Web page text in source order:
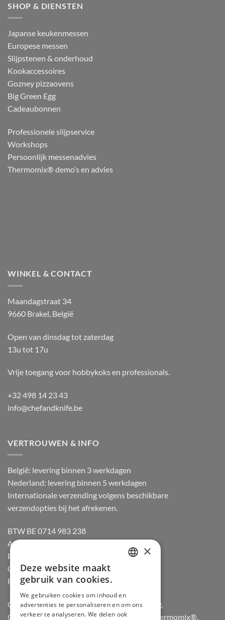
SHOP & DIENSTEN
Japanse keukenmessen
Europese messen
Slijpstenen & onderhoud
Kookaccessoires
Gozney pizzaovens
Big Green Egg
Cadeaubonnen
Professionele slijpservice
Workshops
Persoonlijk messenadvies
Thermomix® demo’s en advies
WINKEL & CONTACT
Maandagstraat 34
9660 Brakel, België
Open van dinsdag tot zaterdag
13u tot 17u
Vrije toegang voor hobbykoks en professionals.
+32 498 14 23 43
info@chefandknife.be
VERTROUWEN & INFO
België: levering binnen 3 werkdagen
Nederland: levering binnen 5 werkdagen
Internationale verzending volgens beschikbare
verzendopties bij het afrekenen.
BTW BE 0714 983 238
Algemene voorwaarden
Privacybeleid
Cookiebeleid
Retourneren
Officiële dealer van Gozney en Big Green Egg.
Officiële advisor en verdeler van Vorwerk Thermomix®.
GERMAN
×
Deze website maakt
gebruik van cookies.
We gebruiken cookies om inhoud en
advertenties te personaliseren en om ons
verkeer te analyseren. We delen ook